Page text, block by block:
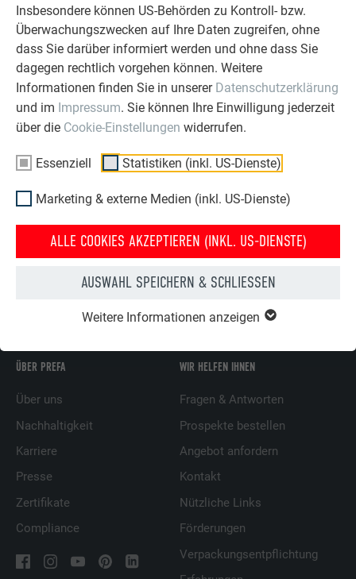
Insbesondere können US-Behörden zu Kontroll- bzw.
Überwachungszwecken auf Ihre Daten zugreifen, ohne
dass Sie darüber informiert werden und ohne dass Sie
dagegen rechtlich vorgehen können. Weitere
Informationen finden Sie in unserer Datenschutzerklärung
und im Impressum. Sie können Ihre Einwilligung jederzeit
über die Cookie-Einstellungen widerrufen.
Essenziell Statistiken (inkl. US-Dienste)
Marketing & externe Medien (inkl. US-Dienste)
ALLE COOKIES AKZEPTIEREN (INKL. US-DIENSTE)
AUSWAHL SPEICHERN & SCHLIESSEN
Weitere Informationen anzeigen
Nageltasche
mit 2 Fächern
Eisenhammer
Holzhammer
linke
rechte
Idealschere
Durchlaufschere
Beißzange
gerade
Fassadenzange
45°
eventuell
ÜBER PREFA
Über uns
Nachhaltigkeit
Karriere
Presse
Zertifikate
Compliance
WIR HELFEN IHNEN
Fragen & Antworten
Prospekte bestellen
Angebot anfordern
Kontakt
Nützliche Links
Förderungen
Verpackungsentpflichtung